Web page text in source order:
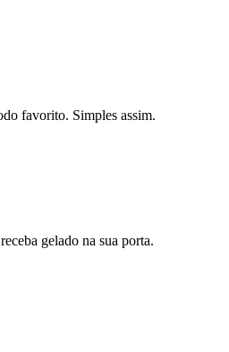
favorito. Simples assim.
gelado na sua porta.